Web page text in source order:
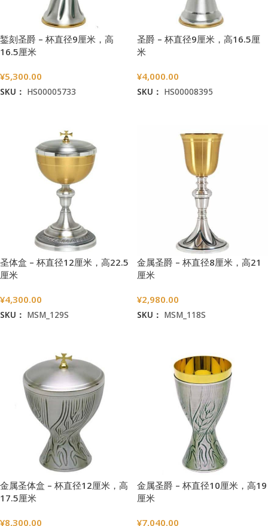
錾刻圣爵 – 杯直径9厘米，高
16.5厘米
¥5,300.00
SKU： HS00005733
圣爵 – 杯直径9厘米，高16.5厘
米
¥4,000.00
SKU： HS00008395
圣体盒 – 杯直径12厘米，高22.5
厘米
¥4,300.00
SKU： MSM_129S
金属圣爵 – 杯直径8厘米，高21
厘米
¥2,980.00
SKU： MSM_118S
金属圣体盒 – 杯直径12厘米，高
17.5厘米
¥8,300.00
金属圣爵 – 杯直径10厘米，高19
厘米
¥7,040.00